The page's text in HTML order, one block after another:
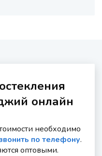
онлайн
необходимо
по телефону.
оптовыми.